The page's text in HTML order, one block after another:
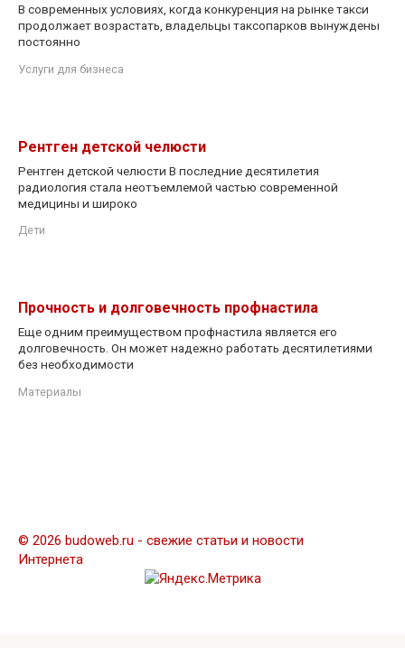
В современных условиях, когда конкуренция на рынке такси
продолжает возрастать, владельцы таксопарков вынуждены
постоянно
Услуги для бизнеса
Рентген детской челюсти
Рентген детской челюсти В последние десятилетия
радиология стала неотъемлемой частью современной
медицины и широко
Дети
Прочность и долговечность профнастила
Еще одним преимуществом профнастила является его
долговечность. Он может надежно работать десятилетиями
без необходимости
Материалы
© 2026 budoweb.ru - свежие статьи и новости
Интернета